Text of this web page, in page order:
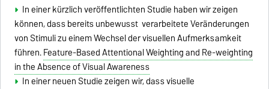
In einer kürzlich veröffentlichten Studie haben wir zeigen
können, dass bereits unbewusst verarbeitete Veränderungen
von Stimuli zu einem Wechsel der visuellen Aufmerksamkeit
führen.Feature-Based Attentional Weighting and Re-weighting
in the Absence of Visual Awareness
In einer neuen Studie zeigen wir, dass visuelle